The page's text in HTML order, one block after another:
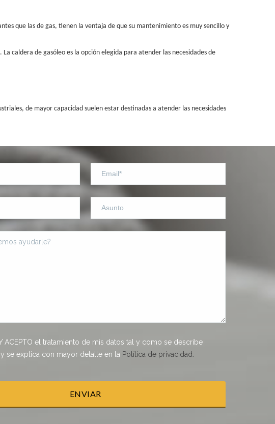
que las de gas, tienen la ventaja de que su mantenimiento es muy sencillo y
caldera de gasóleo es la opción elegida para atender las necesidades de
de mayor capacidad suelen estar destinadas a atender las necesidades
ACEPTO el tratamiento de mis datos tal y como se describe
se explica con mayor detalle en la Política de privacidad.